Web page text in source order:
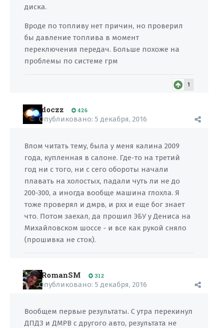
диска.
Вроде по топливу нет причин, но проверил
бы давление топлива в момент
переключения передач. Больше похоже на
проблемы по системе грм
1
doczz 426
Опубликовано: 5 декабря, 2016
Влом читать тему, была у меня калина 2009
года, купленная в салоне. Где-то на третий
год ни с того, ни с сего обороты начали
плавать на холостых, падали чуть ли не до
200-300, а иногда вообще машина глохла. Я
тоже проверял и дмрв, и рхх и еще бог знает
что. Потом заехал, да прошил ЭБУ у Дениса на
Михайловском шоссе - и все как рукой сняло
(прошивка не сток).
RomanSM 312
Опубликовано: 5 декабря, 2016
Вообщем первые результаты. С утра перекинул
ДПДЗ и ДМРВ с другого авто, результата не